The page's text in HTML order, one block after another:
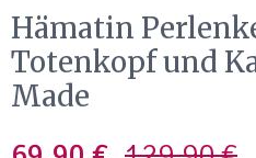
Hämatin
Totenkopf und
Made